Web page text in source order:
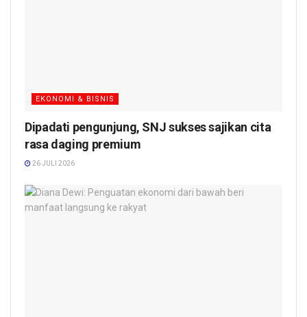
EKONOMI & BISNIS
Dipadati pengunjung, SNJ sukses sajikan cita
rasa daging premium
26 JULI 2026